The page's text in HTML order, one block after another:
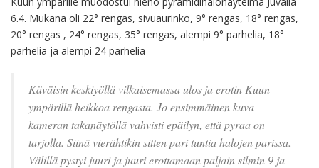
6.4. Mukana oli 22° rengas, sivuaurinko, 9° rengas, 18° rengas,
20° rengas , 24° rengas, 35° rengas, alempi 9° parhelia, 18°
parhelia ja alempi 24 parhelia
Käväisin keskiyöllä vilkaisemassa ulos ja erotin Kuun
ympärillä heikkoa rengasta. Jo ensimmäinen kuva
kameran takanäytöllä vahvisti epäilyn, että pyraa on
tarjolla. Siinä vierähtikin sitten pari tuntia halojen parissa.
Välillä pystyi juuri ja juuri erottamaan paljain silmin 9 ja